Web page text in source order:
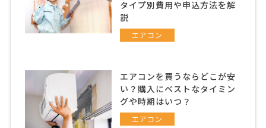
タイプ別費用や申込方法を解
説
エアコン
エアコンを買うならどこが安
い？購入にベストなタイミン
グや時期はいつ？
エアコン